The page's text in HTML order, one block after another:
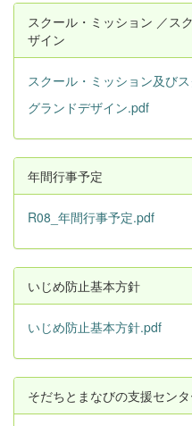
スクール・ミッション ／ス
ザイン
スクール・ミッション及び
グランドデザイン.pdf
年間行事予定
R08_年間行事予定.pdf
いじめ防止基本方針
いじめ防止基本方針.pdf
そだちとまなびの支援セン